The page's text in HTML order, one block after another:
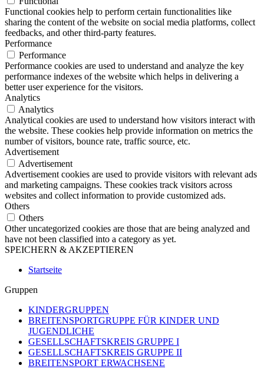
Functional cookies help to perform certain functionalities like
sharing the content of the website on social media platforms, collect
feedbacks, and other third-party features.
Performance
Performance
Performance cookies are used to understand and analyze the key
performance indexes of the website which helps in delivering a
better user experience for the visitors.
Analytics
Analytics
Analytical cookies are used to understand how visitors interact with
the website. These cookies help provide information on metrics the
number of visitors, bounce rate, traffic source, etc.
Advertisement
Advertisement
Advertisement cookies are used to provide visitors with relevant ads
and marketing campaigns. These cookies track visitors across
websites and collect information to provide customized ads.
Others
Others
Other uncategorized cookies are those that are being analyzed and
have not been classified into a category as yet.
SPEICHERN & AKZEPTIEREN
Startseite
Gruppen
KINDERGRUPPEN
BREITENSPORTGRUPPE FÜR KINDER UND
JUGENDLICHE
GESELLSCHAFTSKREIS GRUPPE I
GESELLSCHAFTSKREIS GRUPPE II
BREITENSPORT ERWACHSENE